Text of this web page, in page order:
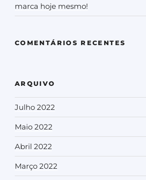
marca hoje mesmo!
COMENTÁRIOS RECENTES
ARQUIVO
Julho 2022
Maio 2022
Abril 2022
Março 2022